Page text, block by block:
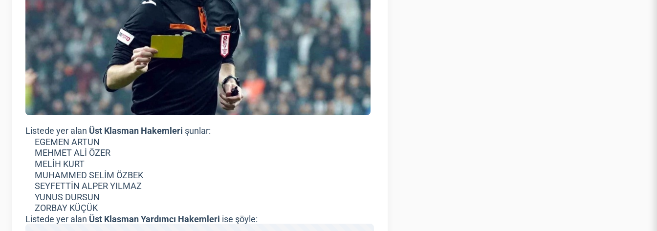
Listede yer alan Üst Klasman Hakemleri şunlar:
EGEMEN ARTUN
MEHMET ALİ ÖZER
MELİH KURT
MUHAMMED SELİM ÖZBEK
SEYFETTİN ALPER YILMAZ
YUNUS DURSUN
ZORBAY KÜÇÜK
Listede yer alan Üst Klasman Yardımcı Hakemleri ise şöyle: